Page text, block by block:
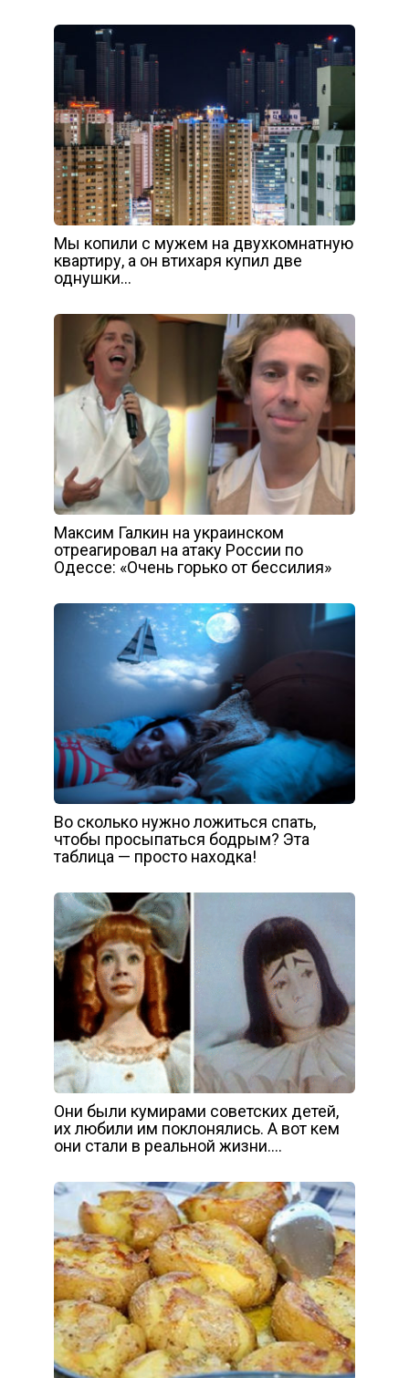
Мы копили с мужем на двухкомнатную
квартиру, а он втихаря купил две
однушки…
Максим Галкин на украинском
отреагировал на атаку России по
Одессе: «Очень горько от бессилия»
Во сколько нужно ложиться спать,
чтобы просыпаться бодрым? Эта
таблица — просто находка!
Они были кумирами советских детей,
их любили им поклонялись. А вот кем
они стали в реальной жизни….